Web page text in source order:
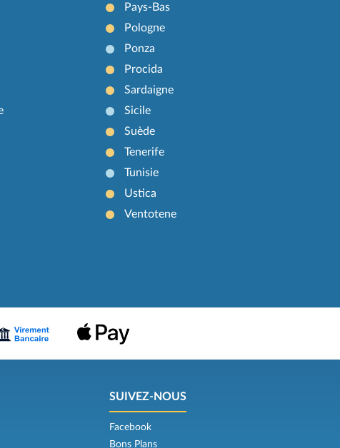
Pays-Bas
Pologne
Ponza
Procida
Sardaigne
Sicile
Suède
Tenerife
Tunisie
Ustica
Ventotene
SUIVEZ-NOUS
Facebook
Bons Plans